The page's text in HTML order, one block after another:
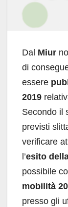
Dal Miur
di
essere
2019
Secondo il
previsti
verificare
l’esito
possibile
mobilità
presso gli